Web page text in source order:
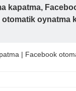
kapatma,
oynatma
| Facebook